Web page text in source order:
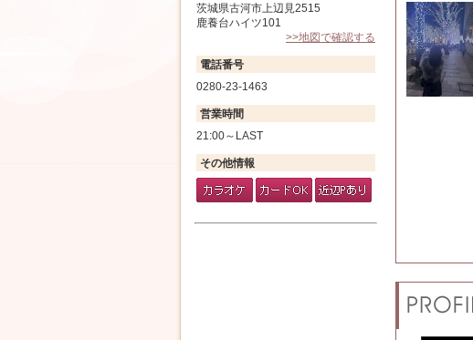
茨城県古河市上辺見2515
鹿養台ハイツ101
>>地図で確認する
電話番号
0280-23-1463
営業時間
21:00～LAST
その他情報